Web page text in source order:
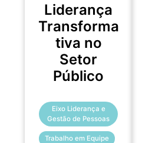
Liderança
Transforma
tiva no
Setor
Público
Eixo Liderança e
Gestão de Pessoas
Trabalho em Equipe